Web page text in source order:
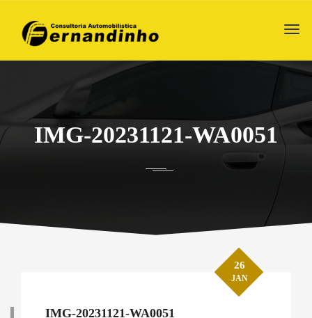
IMG-20231121-WA0051
IMG-20231121-WA0051
26
JAN